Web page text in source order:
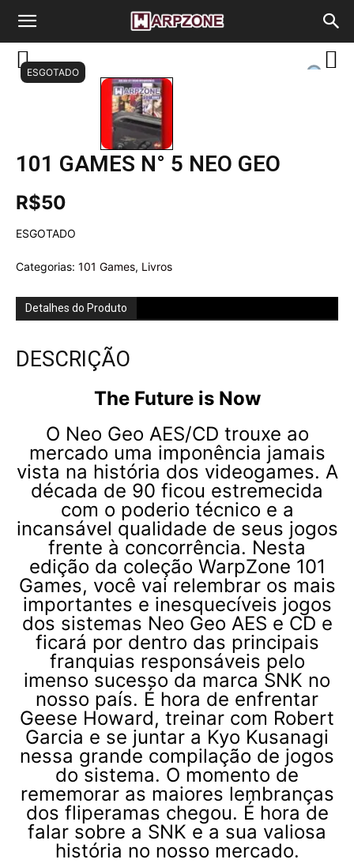
WarpZone
ESGOTADO
101 GAMES N° 5 NEO GEO
R$50
ESGOTADO
Categorias: 101 Games, Livros
Detalhes do Produto
DESCRIÇÃO
The Future is Now
O Neo Geo AES/CD trouxe ao
mercado uma imponência jamais
vista na história dos videogames. A
década de 90 ficou estremecida
com o poderio técnico e a
incansável qualidade de seus jogos
frente à concorrência. Nesta
edição da coleção WarpZone 101
Games, você vai relembrar os mais
importantes e inesquecíveis jogos
dos sistemas Neo Geo AES e CD e
ficará por dentro das principais
franquias responsáveis pelo
imenso sucesso da marca SNK no
nosso país. É hora de enfrentar
Geese Howard, treinar com Robert
Garcia e se juntar a Kyo Kusanagi
nessa grande compilação de jogos
do sistema. O momento de
rememorar as maiores lembranças
dos fliperamas chegou. É hora de
falar sobre a SNK e a sua valiosa
história no nosso mercado.